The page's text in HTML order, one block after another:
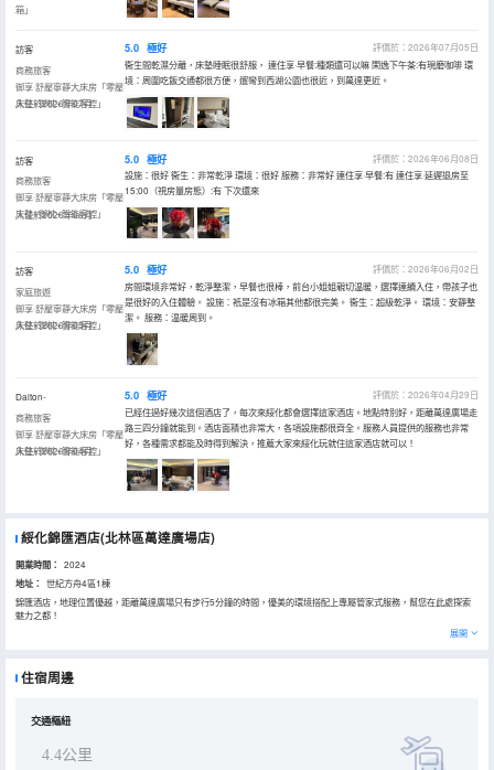
箱」
訪客
商務旅客
御享·舒壓寧靜大床房「零壓
床墊+御枕+智能客控」
入住於2026年07月
5.0 極好
評價於：2026年07月05日
衞生間乾濕分離，床墊睡眠很舒服， 連住享·早餐:種類還可以嘛 閑逸下午茶:有現磨咖啡 環
境：周圍吃飯交通都很方便，遛彎到西湖公園也很近，到萬達更近。
訪客
商務旅客
御享·舒壓寧靜大床房「零壓
床墊+御枕+智能客控」
入住於2026年06月
5.0 極好
評價於：2026年06月08日
設施：很好 衞生：非常乾淨 環境：很好 服務：非常好 連住享·早餐:有 連住享·延遲退房至
15:00（視房量房態）:有 下次還來
訪客
家庭旅遊
御享·舒壓寧靜大床房「零壓
床墊+御枕+智能客控」
入住於2026年05月
5.0 極好
評價於：2026年06月02日
房間環境非常好，乾淨整潔，早餐也很棒，前台小姐姐親切温暖，選擇連續入住，帶孩子也
是很好的入住體驗。 設施：衹是沒有冰箱其他都很完美。 衞生：超級乾淨。 環境：安靜整
潔。 服務：温暖周到。
Dalton-
商務旅客
御享·舒壓寧靜大床房「零壓
床墊+御枕+智能客控」
入住於2026年04月
5.0 極好
評價於：2026年04月29日
已經住過好幾次這個酒店了，每次來綏化都會選擇這家酒店。地點特別好，距離萬達廣場走
路三四分鐘就能到。酒店面積也非常大，各項設施都很齊全。服務人員提供的服務也非常
好，各種需求都能及時得到解決，推薦大家來綏化玩就住這家酒店就可以！
綏化錦匯酒店(北林區萬達廣場店)
開業時間： 2024
地址：
世紀方舟4區1棟
錦匯酒店，地理位置優越，距離萬達廣場只有步行5分鐘的時間，優美的環境搭配上專屬管家式服務，幫您在此處探索
魅力之都！
展開
住宿周邊
交通樞紐
4.4公里